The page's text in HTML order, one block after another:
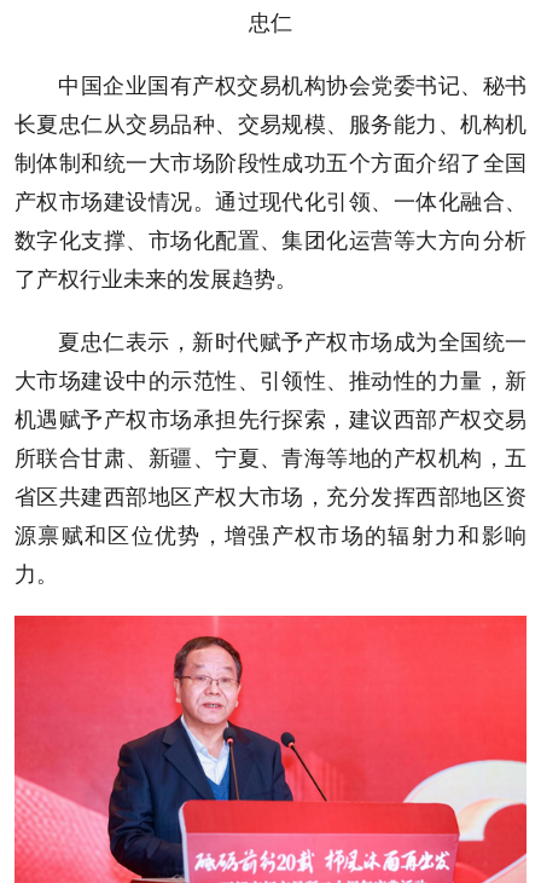
忠仁
中国企业国有产权交易机构协会党委书记、秘书
长夏忠仁从交易品种、交易规模、服务能力、机构机
制体制和统一大市场阶段性成功五个方面介绍了全国
产权市场建设情况。通过现代化引领、一体化融合、
数字化支撑、市场化配置、集团化运营等大方向分析
了产权行业未来的发展趋势。
夏忠仁表示，新时代赋予产权市场成为全国统一
大市场建设中的示范性、引领性、推动性的力量，新
机遇赋予产权市场承担先行探索，建议西部产权交易
所联合甘肃、新疆、宁夏、青海等地的产权机构，五
省区共建西部地区产权大市场，充分发挥西部地区资
源禀赋和区位优势，增强产权市场的辐射力和影响
力。